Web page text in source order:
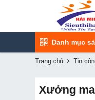
Danh mục
Trang chủ Tin
Xưởng